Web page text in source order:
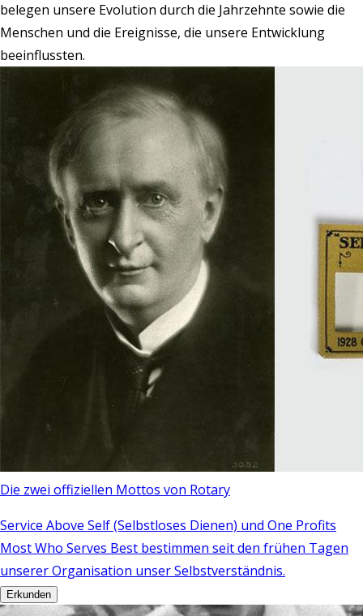
belegen unsere Evolution durch die Jahrzehnte sowie die
Menschen und die Ereignisse, die unsere Entwicklung
beeinflussten.
Die zwei offiziellen Mottos von Rotary
Service Above Self (Selbstloses Dienen) und One Profits
Most Who Serves Best bestimmen seit den frühen Tagen
unserer Organisation unser Selbstverständnis.
Erkunden